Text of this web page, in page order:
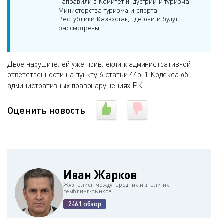
Министерства туризма и спорта
Республики Казахстан, где они и будут
рассмотрены.
Двое нарушителей уже привлекли к административной
ответственности на пункту 6 статьи 445-1 Кодекса об
административных правонарушениях РК.
Оценить новость
Иван Жарков
Журналист-международник и аналитик
гемблинг-рынков
2461 обзор